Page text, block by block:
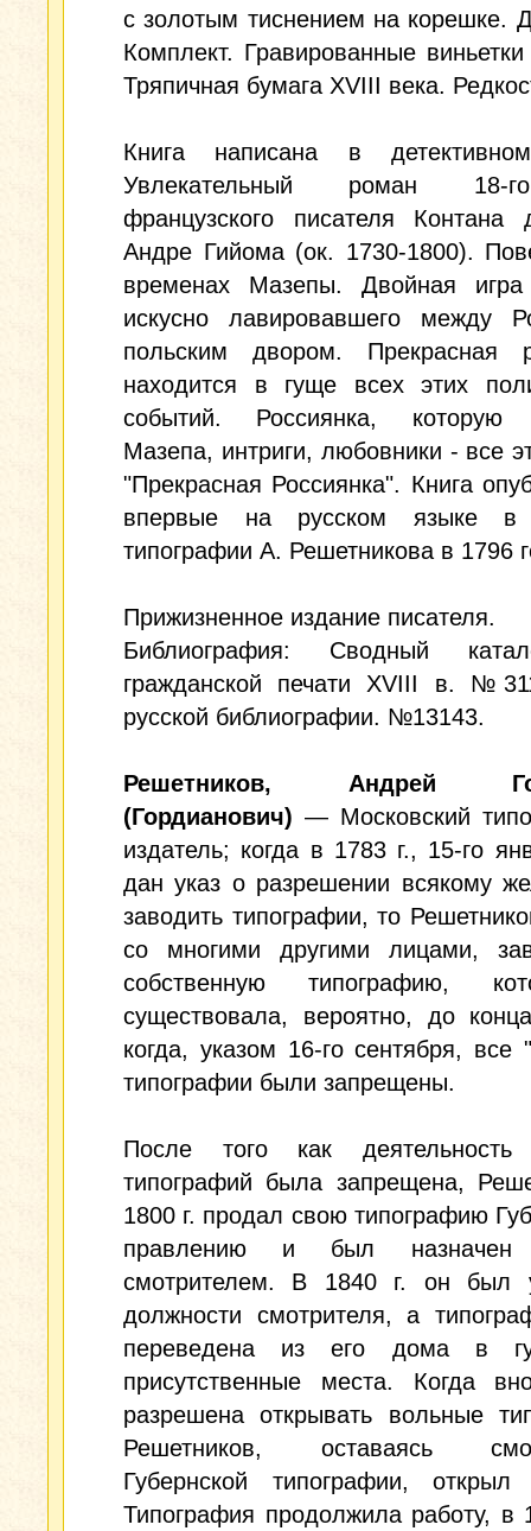
с золотым тиснением на корешке.
Комплект. Гравированные виньетки
Тряпичная бумага XVIII века.
Книга написана в
Увлекательный роман 18-
французского писателя Контана
Андре Гийома (ок. 1730-1800).
временах Мазепы. Двойная
искусно лавировавшего между
польским двором. Прекрасная
находится в гуще всех этих
событий. Россиянка, которую
Мазепа, интриги, любовники - все
"Прекрасная Россиянка". Книга
впервые на русском языке в
типографии А. Решетникова в 1796
Прижизненное издание писателя.
Библиография: Сводный
гражданской печати XVIII в.
русской библиографии. №13143.
Решетников, Андрей
(Гордианович) — Московский
издатель; когда в 1783 г., 15-го
дан указ о разрешении всякому
заводить типографии, то
со многими другими лицами,
собственную типографию,
существовала, вероятно, до
когда, указом 16-го сентября, все
типографии были запрещены.
После того как деятельность
типографий была запрещена,
1800 г. продал свою типографию
правлению и был
смотрителем. В 1840 г. он был
должности смотрителя, а
переведена из его дома в
присутственные места. Когда
разрешена открывать вольные
Решетников, оставаясь
Губернской типографии,
Типография продолжила работу, в